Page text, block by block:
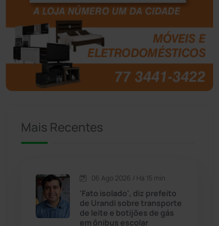
Botuporã
Brasil (7679)
Brumado (31951)
Caetanos
Candiba
Cândido Sales (120)
Mais Recentes
06 Ago 2026 / Há 15 min
'Fato isolado', diz prefeito
de Urandi sobre transporte
de leite e botijões de gás
em ônibus escolar